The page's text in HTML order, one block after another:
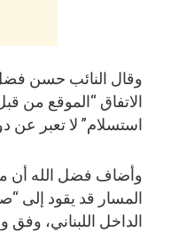
وقال النائب حسن فضل
الاتفاق “الموقع من
استسلام” لا تعبر عن
وأضاف فضل الله أن ما
المسار قد يقود إلى
الداخل اللبناني، وفق